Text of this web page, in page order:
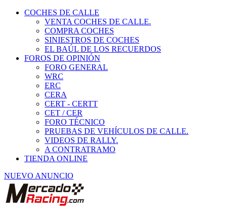
COCHES DE CALLE
VENTA COCHES DE CALLE.
COMPRA COCHES
SINIESTROS DE COCHES
EL BAÚL DE LOS RECUERDOS
FOROS DE OPINIÓN
FORO GENERAL
WRC
ERC
CERA
CERT - CERTT
CET / CER
FORO TÉCNICO
PRUEBAS DE VEHÍCULOS DE CALLE.
VIDEOS DE RALLY.
A CONTRATRAMO
TIENDA ONLINE
NUEVO ANUNCIO